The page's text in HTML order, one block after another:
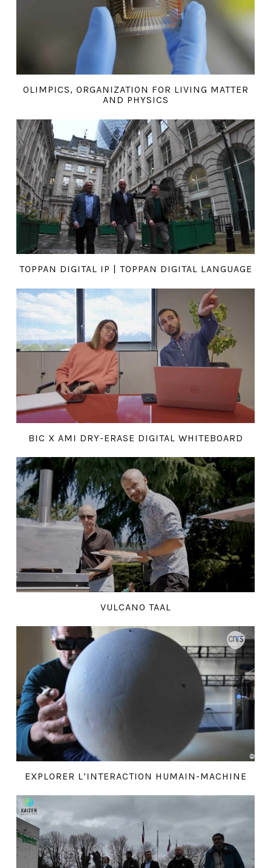
OLIMPICS, ORGANIZATION FOR LIVING MATTER
AND PHYSICS
TOPPAN DIGITAL IP | TOPPAN DIGITAL LANGUAGE
BIC X AMI DRY-ERASE DIGITAL WHITEBOARD
VULCANO TAAL
EXPLORER L’INTERACTION HUMAIN-MACHINE